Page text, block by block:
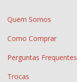
Quem Somos
Como Comprar
Perguntas Frequentes
Trocas